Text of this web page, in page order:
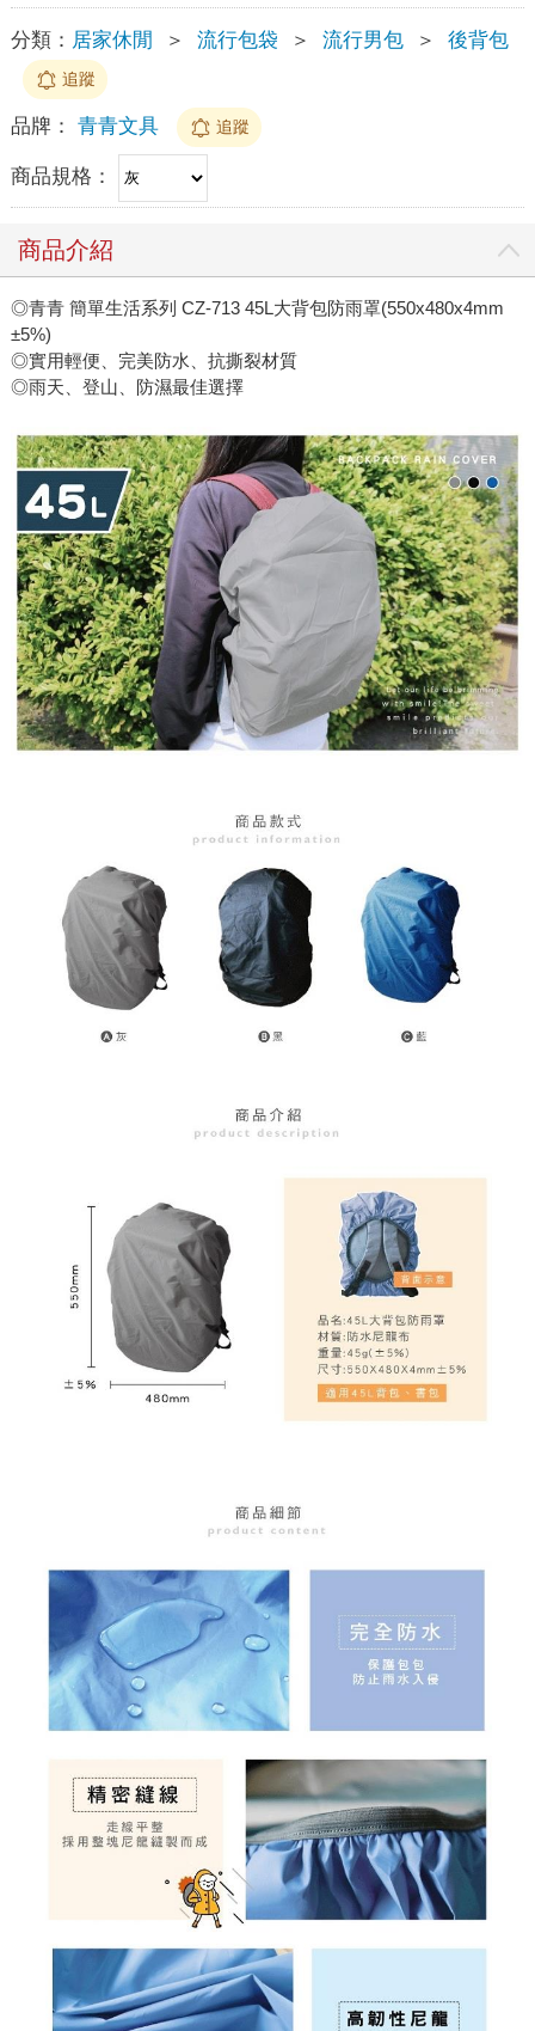
分類： 居家休閒 ＞ 流行包袋 ＞ 流行男包 ＞ 後背包
追蹤
品牌： 青青文具 追蹤
商品規格：
商品介紹
◎青青 簡單生活系列 CZ-713 45L大背包防雨罩(550x480x4mm
±5%)
◎實用輕便、完美防水、抗撕裂材質
◎雨天、登山、防濕最佳選擇